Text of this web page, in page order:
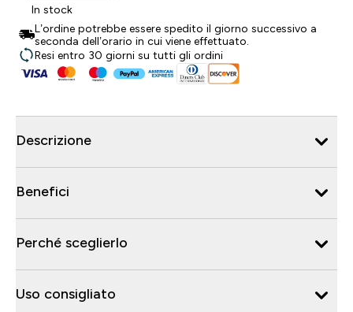
In stock
L’ordine potrebbe essere spedito il giorno successivo a
seconda dell’orario in cui viene effettuato.
Resi entro 30 giorni su tutti gli ordini
Descrizione
Benefici
Perché sceglierlo
Uso consigliato